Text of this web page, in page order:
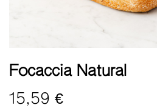
Focaccia Natural
15,59 €